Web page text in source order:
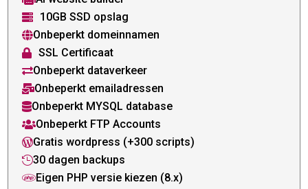
 10GB SSD opslag
Onbeperkt domeinnamen
 SSL Certificaat
Onbeperkt dataverkeer
Onbeperkt emailadressen
Onbeperkt MYSQL database
Onbeperkt FTP Accounts
Gratis wordpress (+300 scripts)
30 dagen backups
Eigen PHP versie kiezen (8.x)